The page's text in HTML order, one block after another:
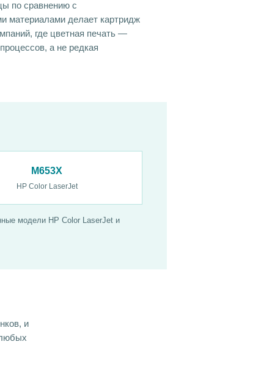
по сравнению с
материалами делает картридж
где цветная печать —
а не редкая
M653X
HP Color LaserJet
модели HP Color LaserJet и
и